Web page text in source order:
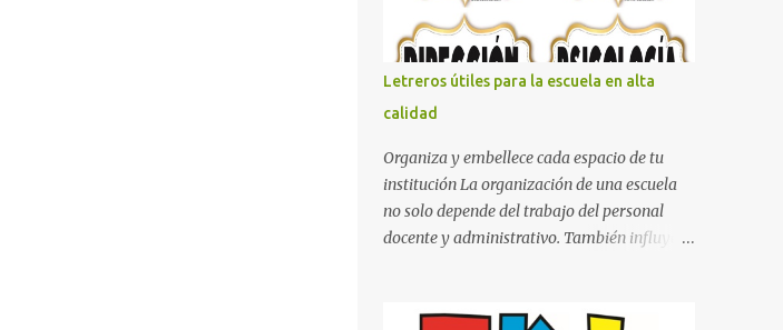
reconocido por décadas. En esta primera
sección, el abecedario nos presenta:
Identidad Visual: Un diseño de bloques con
bordes negros gruesos que resaltan sobre
cualquier fondo. Paleta de Colores: Una
secuencia dinámica que alterna entre el rojo
de Mario, el verde de Luigi, y los tonos azul y
amarillo clásicos de los elementos del juego.
Contenido Actual: La imagen muestra la
divertido que define a toda la colección.
Letreros útiles para la escuela en alta
calidad
Organiza y embellece cada espacio de tu
institución La organización de una escuela
no solo depende del trabajo del personal
docente y administrativo. También influye la
una función práctica al orientar a